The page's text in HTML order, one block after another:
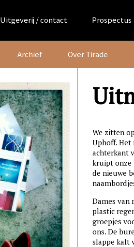
Uitgeverij / contact Prospectus
Archief Over Tirade
We zitten
Uphoff. Het
achterkant
kruipt onze
de nieuwe
Dames van
plastic
groepjes
ons. De
slappe kaft